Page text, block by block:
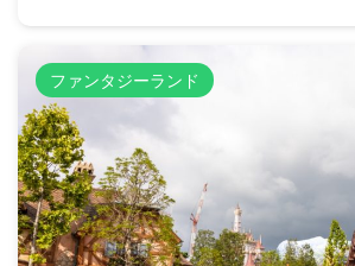
ファンタジーランド